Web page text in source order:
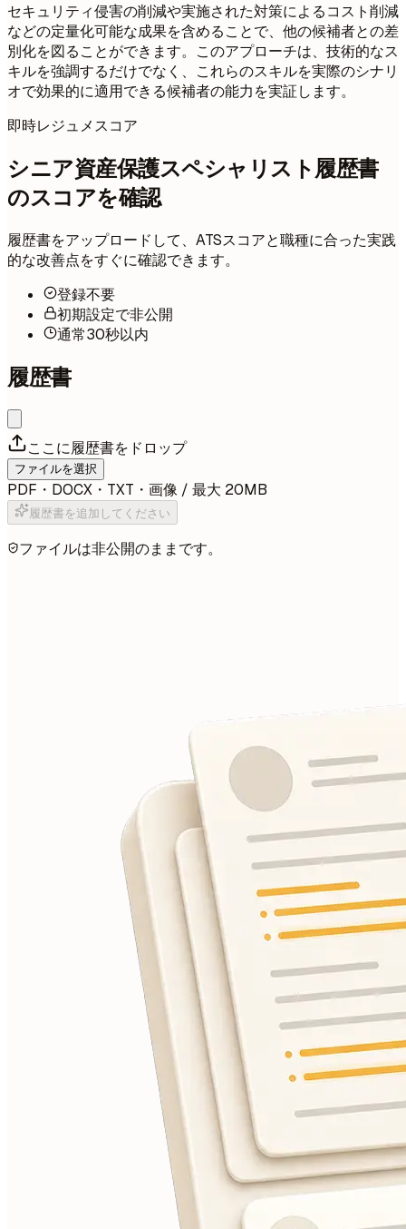
セキュリティ侵害の削減や実施された対策によるコスト削減
などの定量化可能な成果を含めることで、他の候補者との差
別化を図ることができます。このアプローチは、技術的なス
キルを強調するだけでなく、これらのスキルを実際のシナリ
オで効果的に適用できる候補者の能力を実証します。
即時レジュメスコア
シニア資産保護スペシャリスト履歴書
のスコアを確認
履歴書をアップロードして、ATSスコアと職種に合った実践
的な改善点をすぐに確認できます。
登録不要
初期設定で非公開
通常30秒以内
履歴書
ここに履歴書をドロップ
ファイルを選択
PDF・DOCX・TXT・画像 / 最大 20MB
履歴書を追加してください
ファイルは非公開のままです。